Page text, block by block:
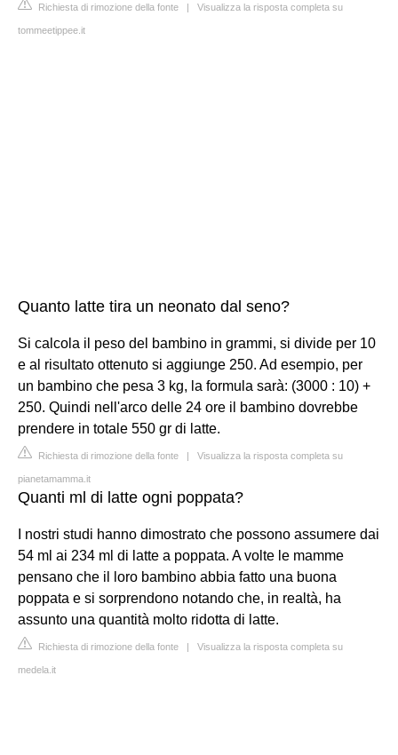
Richiesta di rimozione della fonte | Visualizza la risposta completa su
tommeetippee.it
Quanto latte tira un neonato dal seno?
Si calcola il peso del bambino in grammi, si divide per 10
e al risultato ottenuto si aggiunge 250. Ad esempio, per
un bambino che pesa 3 kg, la formula sarà: (3000 : 10) +
250. Quindi nell'arco delle 24 ore il bambino dovrebbe
prendere in totale 550 gr di latte.
Richiesta di rimozione della fonte | Visualizza la risposta completa su
pianetamamma.it
Quanti ml di latte ogni poppata?
I nostri studi hanno dimostrato che possono assumere dai
54 ml ai 234 ml di latte a poppata. A volte le mamme
pensano che il loro bambino abbia fatto una buona
poppata e si sorprendono notando che, in realtà, ha
assunto una quantità molto ridotta di latte.
Richiesta di rimozione della fonte | Visualizza la risposta completa su
medela.it